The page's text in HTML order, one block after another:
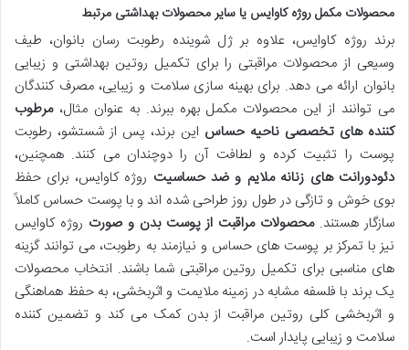
محصولات مکمل روژه کاوایس یا سایر محصولات بهداشتی مرتبط
برند روژه کاوایس، علاوه بر ژل شوینده رطوبت رسان بانوان، طیف
وسیعی از محصولات مراقبتی را برای تکمیل روتین بهداشتی و زیبایی
بانوان ارائه می دهد. برای بهینه سازی سلامت و زیبایی، مصرف کنندگان
می توانند از این محصولات مکمل بهره ببرند. به عنوان مثال،مرطوب
کننده های تخصصی ناحیه حساس این برند، پس از شستشو، رطوبت
پوست را تثبیت کرده و لطافت آن را دوچندان می کنند. همچنین،
دئودورانت های زنانه ملایم و ضد حساسیت روژه کاوایس، برای حفظ
بوی خوش و تازگی در طول روز طراحی شده اند و با پوست حساس کاملاً
سازگار هستند.محصولات مراقبت از پوست بدن و صورت روژه کاوایس
نیز با تمرکز بر پوست های حساس و نیازمند به رطوبت، می توانند گزینه
های مناسبی برای تکمیل روتین مراقبتی شما باشند. انتخاب محصولات
یک برند با فلسفه مشابه در زمینه ملایمت و اثربخشی، به حفظ هماهنگی
و اثربخشی کلی روتین مراقبت از بدن کمک می کند و تضمین کننده
سلامت و زیبایی پایدار است.